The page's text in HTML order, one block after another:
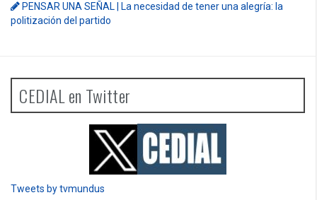
PENSAR UNA SEÑAL | La necesidad de tener una alegría: la
politización del partido
CEDIAL en Twitter
Tweets by tvmundus